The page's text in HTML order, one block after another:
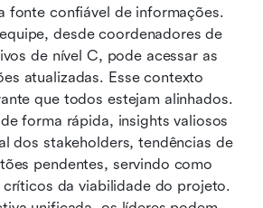
fonte confiável de informações.
desde coordenadores de
de nível C, pode acessar as
atualizadas. Esse contexto
forma rápida, insights valiosos
dos stakeholders, tendências de
pendentes, servindo como
críticos da viabilidade do projeto.